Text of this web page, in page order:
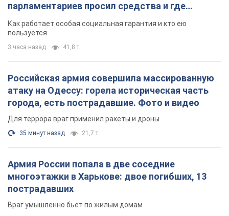
парламентариев просил средства и где
поселился
Как работает особая социальная гарантия и кто ею
пользуется
3 часа назад 41,8 т.
Российская армия совершила массированную
атаку на Одессу: горела историческая часть
города, есть пострадавшие. Фото и видео
Для террора враг применил ракеты и дроны
35 минут назад 21,7 т.
Армия России попала в две соседние
многоэтажки в Харькове: двое погибших, 13
пострадавших
Враг умышленно бьет по жилым домам